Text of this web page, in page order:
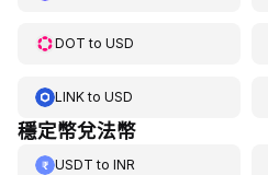
DOT to USD
LINKto USD
穩定幣兌法幣
USDT to INR